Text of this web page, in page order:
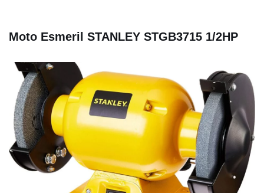
Moto Esmeril STANLEY STGB3715 1/2HP